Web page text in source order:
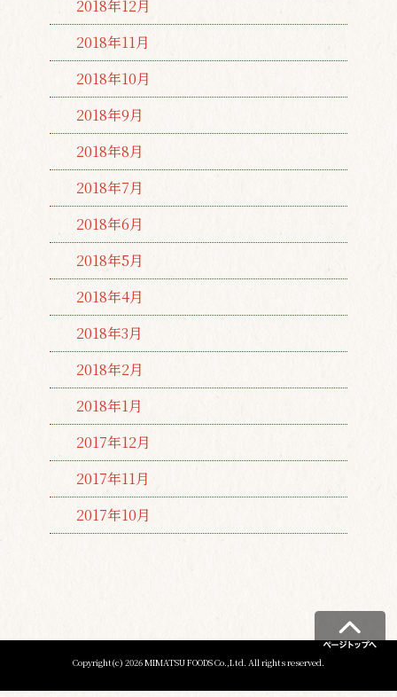
2018年12月
2018年11月
2018年10月
2018年9月
2018年8月
2018年7月
2018年6月
2018年5月
2018年4月
2018年3月
2018年2月
2018年1月
2017年12月
2017年11月
2017年10月
Copyright(c) 2026 MIMATSU FOODS Co.,Ltd. All rights reserved.